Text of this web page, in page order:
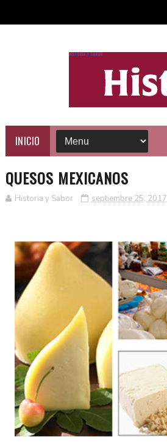
HISTORIA Y SABOR
INICIO
QUESOS MEXICANOS
Historia y Sabor septiembre 25, 2017